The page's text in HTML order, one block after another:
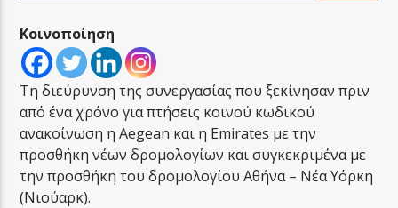
LA FAMIGLIA RADIO
LA FAMIGLIA ΝΗΣΙΩΤΙΚΑ
Κοινοποίηση
Τη διεύρυνση της συνεργασίας που ξεκίνησαν πριν
από ένα χρόνο για πτήσεις κοινού κωδικού
ανακοίνωση η Aegean και η Emirates με την
προσθήκη νέων δρομολογίων και συγκεκριμένα με
την προσθήκη του δρομολογίου Αθήνα – Νέα Υόρκη
(Νιούαρκ).